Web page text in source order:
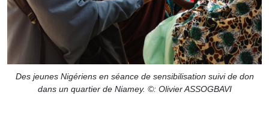
Des jeunes Nigériens en séance de sensibilisation suivi de don
dans un quartier de Niamey. ©: Olivier ASSOGBAVI